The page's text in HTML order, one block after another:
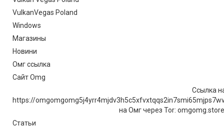
VulkanVegas Poland
Windows
Магазины
Новини
Омг ссылка
Сайт Omg
Ссылка
https://
на Омг через Tor:
Статьи